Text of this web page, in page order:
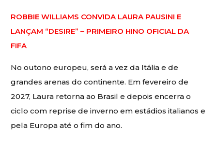
ROBBIE WILLIAMS CONVIDA LAURA PAUSINI E
LANÇAM “DESIRE” – PRIMEIRO HINO OFICIAL DA
FIFA
No outono europeu, será a vez da Itália e de
grandes arenas do continente. Em fevereiro de
2027, Laura retorna ao Brasil e depois encerra o
ciclo com reprise de inverno em estádios italianos e
pela Europa até o fim do ano.